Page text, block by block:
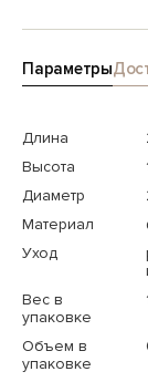
Параметры
Длина
Высота
Диаметр
Материал
Уход
Вес в
упаковке
Объем в
упаковке